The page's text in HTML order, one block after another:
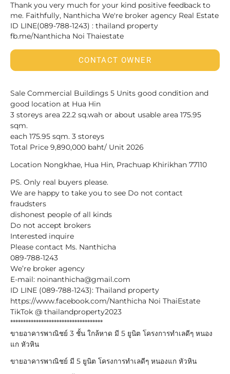
Thank you very much for your kind positive feedback to
me. Faithfully, Nanthicha We're broker agency Real Estate
ID LINE(089-788-1243) : thailand property
fb.me/Nanthicha Noi Thaiestate
CONTACT OWNER
Sale Commercial Buildings 5 Units good condition and
good location at Hua Hin
3 storeys area 22.2 sq.wah or about usable area 175.95
sqm.
each 175.95 sqm. 3 storeys
Total Price 9,890,000 baht/ Unit 2026
Location Nongkhae, Hua Hin, Prachuap Khirikhan 77110
PS. Only real buyers please.
We are happy to take you to see Do not contact
fraudsters
dishonest people of all kinds
Do not accept brokers
Interested inquire
Please contact Ms. Nanthicha
089-788-1243
We’re broker agency
E-mail: noinanthicha@gmail.com
ID LINE (089-788-1243): Thailand property
https://www.facebook.com/Nanthicha Noi ThaiEstate
TikTok @ thailandproperty2023
************************************
ขายอาคารพาณิชย์ 3 ชั้น ใกล้หาด มี 5 ยูนิต โครงการทำเลดีๆ หนอง
แก หัวหิน
ขายอาคารพาณิชย์ มี 5 ยูนิต โครงการทำเลดีๆ หนองแก หัวหิน